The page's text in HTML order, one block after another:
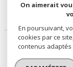
On aimerait
En poursuivant,
cookies par ce
contenus